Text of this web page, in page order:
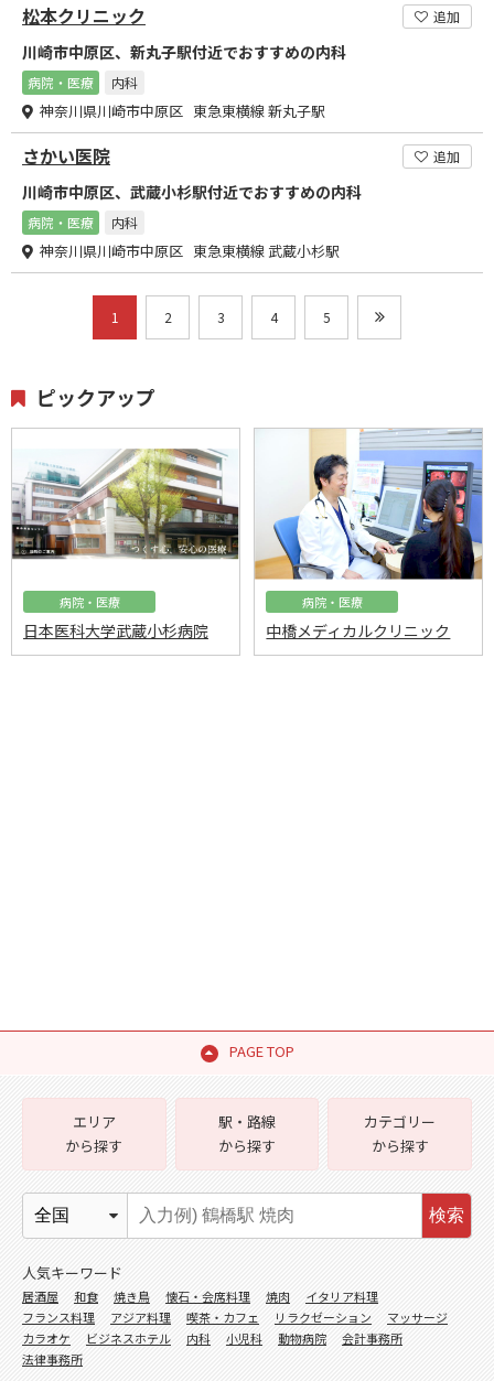
松本クリニック 追加
川崎市中原区、新丸子駅付近でおすすめの内科
病院・医療 内科
神奈川県川崎市中原区 東急東横線 新丸子駅
さかい医院 追加
川崎市中原区、武蔵小杉駅付近でおすすめの内科
病院・医療 内科
神奈川県川崎市中原区 東急東横線 武蔵小杉駅
1 2 3 4 5
ピックアップ
病院・医療
日本医科大学武蔵小杉病院
病院・医療
中橋メディカルクリニック
PAGE TOP
エリア
から探す
駅・路線
から探す
カテゴリー
から探す
検索
人気キーワード
居酒屋 和食 焼き鳥 懐石・会席料理 焼肉
イタリア料理
フランス料理
アジア料理 喫茶・カフェ リラクゼーション
マッサージ
カラオケ
ビジネスホテル 内科 小児科 動物病院
会計事務所
法律事務所